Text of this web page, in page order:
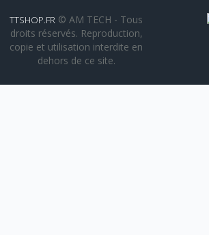
TTSHOP.FR © AM TECH - Tous
droits réservés. Reproduction,
copie et utilisation interdite en
dehors de ce site.